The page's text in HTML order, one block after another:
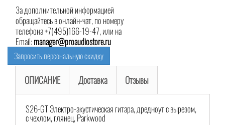
За дополнительной информацией
обращайтесь в онлайн-чат, по номеру
телефона +7(495)166-19-47, или на
Email:manager@proaudiostore.ru
Запросить персональную скидку
ОПИСАНИЕ Доставка Отзывы
S26-GT Электро-акустическая гитара, дредноут с вырезом,
с чехлом, глянец, Parkwood